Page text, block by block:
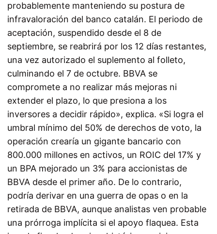
probablemente manteniendo su postura de
infravaloración del banco catalán. El periodo de
aceptación, suspendido desde el 8 de
septiembre, se reabrirá por los 12 días restantes,
una vez autorizado el suplemento al folleto,
culminando el 7 de octubre. BBVA se
compromete a no realizar más mejoras ni
extender el plazo, lo que presiona a los
inversores a decidir rápido», explica. «Si logra el
umbral mínimo del 50% de derechos de voto, la
operación crearía un gigante bancario con
800.000 millones en activos, un ROIC del 17% y
un BPA mejorado un 3% para accionistas de
BBVA desde el primer año. De lo contrario,
podría derivar en una guerra de opas o en la
retirada de BBVA, aunque analistas ven probable
una prórroga implícita si el apoyo flaquea. Esta